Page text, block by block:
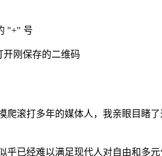
"+" 号
刚保存的二维码
爬滚打多年的媒体人，我亲眼目睹
乎已经难以满足现代人对自由和多